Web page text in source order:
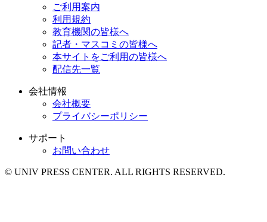
ご利用案内
利用規約
教育機関の皆様へ
記者・マスコミの皆様へ
本サイトをご利用の皆様へ
配信先一覧
会社情報
会社概要
プライバシーポリシー
サポート
お問い合わせ
© UNIV PRESS CENTER. ALL RIGHTS RESERVED.